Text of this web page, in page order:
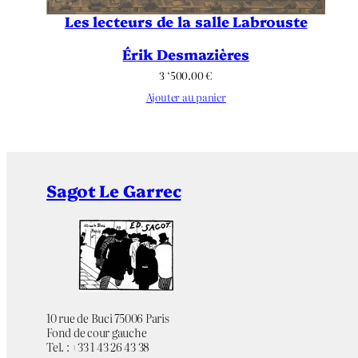
Les lecteurs de la salle Labrouste
Érik Desmazières
3 ‘500.00€
Ajouter au panier
Sagot Le Garrec
10 rue de Buci 75006 Paris
Fond de cour gauche
Tel. : +33 1 43 26 43 38